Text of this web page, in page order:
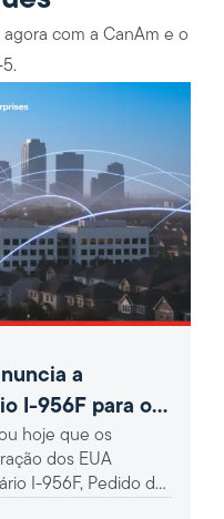
com a CanAm e o
a
I-956F para o
rural 360
hoje que os
dos EUA
I-956F, Pedido de